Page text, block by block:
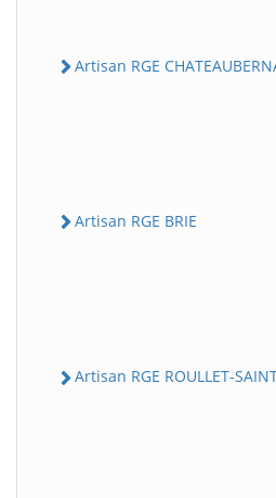
Artisan RGE
Artisan RGE BRIE
Artisan RGE ROULLET-